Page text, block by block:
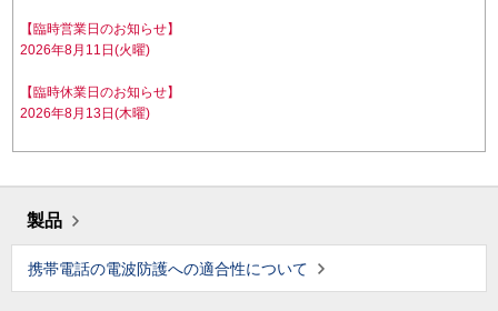
【臨時営業日のお知らせ】
2026年8月11日(火曜)
【臨時休業日のお知らせ】
2026年8月13日(木曜)
製品
携帯電話の電波防護への適合性について